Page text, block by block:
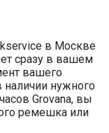
в Москве
сразу в вашем
вашего
наличии нужного
Grovana, вы
ремешка или